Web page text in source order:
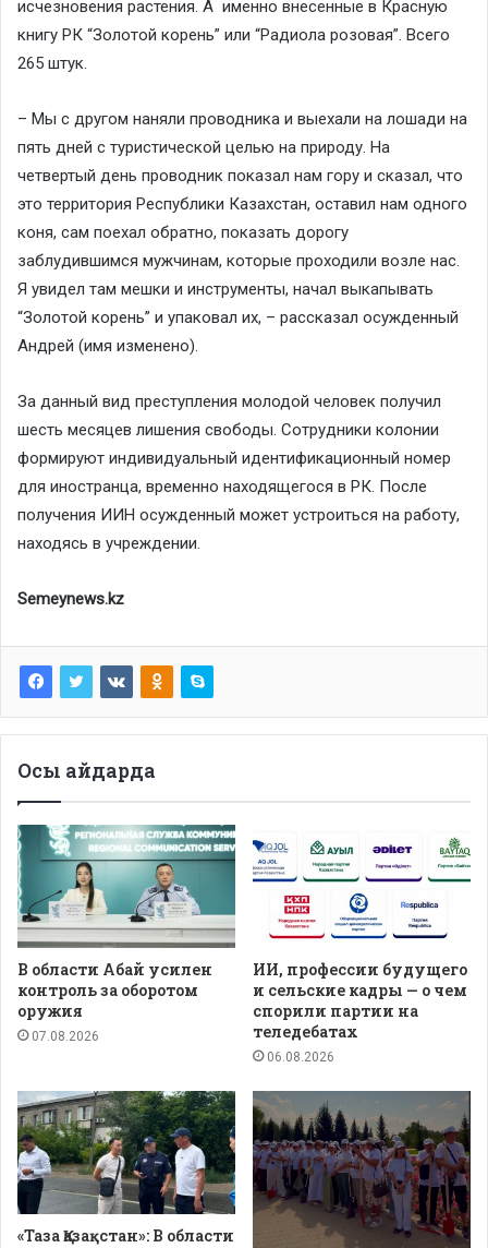
исчезновения растения. А именно внесенные в Красную
книгу РК “Золотой корень” или “Радиола розовая”. Всего
265 штук.
– Мы с другом наняли проводника и выехали на лошади на
пять дней с туристической целью на природу. На
четвертый день проводник показал нам гору и сказал, что
это территория Республики Казахстан, оставил нам одного
коня, сам поехал обратно, показать дорогу
заблудившимся мужчинам, которые проходили возле нас.
Я увидел там мешки и инструменты, начал выкапывать
“Золотой корень” и упаковал их, – рассказал осужденный
Андрей (имя изменено).
За данный вид преступления молодой человек получил
шесть месяцев лишения свободы. Сотрудники колонии
формируют индивидуальный идентификационный номер
для иностранца, временно находящегося в РК. После
получения ИИН осужденный может устроиться на работу,
находясь в учреждении.
Semeynews.kz
Осы айдарда
В области Абай усилен
контроль за оборотом
оружия
07.08.2026
ИИ, профессии будущего
и сельские кадры — о чем
спорили партии на
теледебатах
06.08.2026
«Таза Қазақстан»: В области